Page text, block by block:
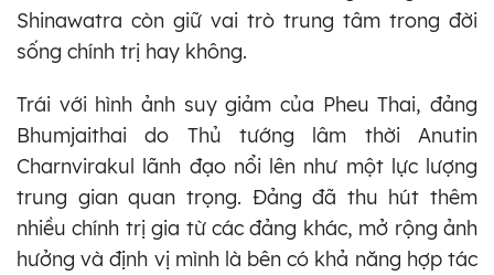
Shinawatra còn giữ vai trò trung tâm trong đời
sống chính trị hay không.
Trái với hình ảnh suy giảm của Pheu Thai, đảng
Bhumjaithai do Thủ tướng lâm thời Anutin
Charnvirakul lãnh đạo nổi lên như một lực lượng
trung gian quan trọng. Đảng đã thu hút thêm
nhiều chính trị gia từ các đảng khác, mở rộng ảnh
hưởng và định vị mình là bên có khả năng hợp tác